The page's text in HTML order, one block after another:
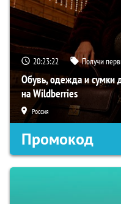
20:23:21 Получи
Обувь, одежда и сумки
на Wildberries
Россия
Промокод